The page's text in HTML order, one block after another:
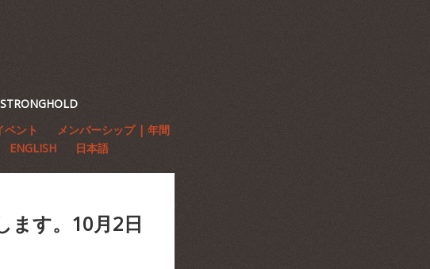
ベント
メンバーシップ | 年間
ENGLISH 日本語
ます。10月2日